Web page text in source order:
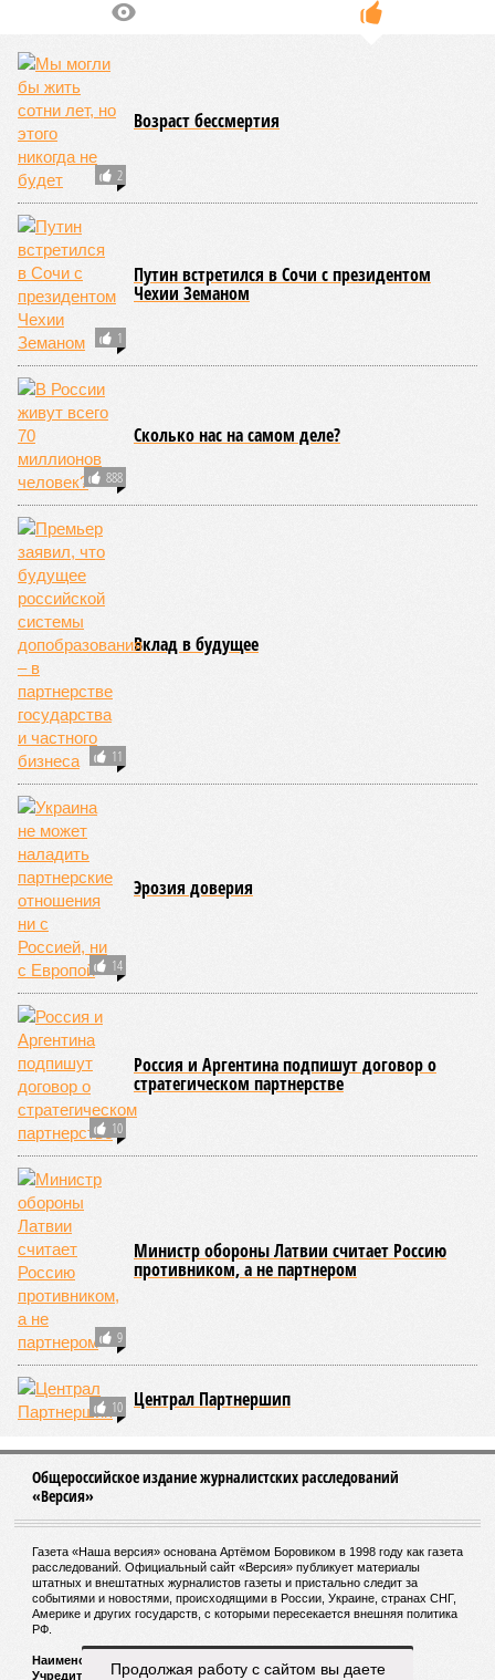
100 млн погибших во всём мире).
Когда земля – дыбом
Но это дела давно минувших дней. А что нам ждать в
дальнейшем? Авторы энциклопедии A-Z Animals,
основываясь на современных научных исследованиях и
глобальных тенденциях, составили свой список
потенциально самых смертоносных стихийных бедствий,
угрожающих человечеству непосредственно сейчас, в XXI
веке.
«Золото» получили землетрясения. К наиболее
сейсмоопасным регионам относится Тихоокеанское
вулканическое огненное кольцо, включающее Индонезию,
Японию и западное побережье Северной и Южной Америки.
Турция, Иран, Индия и Непал также расположены на очень
активных линиях разломов тектонических плит. Не
исключение и центральная часть США – причина в Нью-
Мадридском разломе в штате Миссури. Землетрясения
средней силы – явление, в общем-то, обычное и вполне
сносное, но периодически, раз в несколько столетий,
трясёт так, что мало не покажется никому. К примеру, в
самом конце 2004 года бахнуло близ побережья
индонезийского острова Суматра, а следом пошли
огромные, превышающие высоту 15 метров, волны. Итог –
250 тыс. погибших.
На втором месте в рейтинге A-Z Animals как раз цунами. В
этом плане к уязвимым регионам относятся: побережье
Индийского океана, тихо­океанские побережья Японии и
США, а также некоторые районы Карибского бассейна и
Средиземноморья. То есть в зоне риска уже не только
Поднебесная с Индией – не так ли?
«Бронзу» получают извержения супервулканов – «Наша
Версия» уже
окончательно проснётся знаменитый Йеллоустоун. Это
грозит не только уничтожением части Соединённых
Штатов, но и общепланетарной катастрофой вплоть до
возникновения «вулканической зимы». Флегрейские поля в
Италии, кстати, тоже не стоит сбрасывать со счетов. Равно
как и многие другие до поры спящие вулканические
районы.
Невидимый убийца
Упоминают эксперты и жару вкупе с засухой и
следующими отсюда лесными пожарами. Тут в группе
риска запад США, юг Европы, Австралия, Ближний Восток,
а также некоторые районы Бразилии и Африки к югу от
Сахары. Леса начинают гореть всё чаще и чаще,
достаточно посмотреть общемировую статистику; сотни
тысяч людей остаются без крова, десятки тысяч – гибнут.
Но проблема не только в этом. Проблема ещё и в том, что
огонь уничтожает лесную экосистему, сельское хозяйство
и кропотливо созданную человеком инфраструктуру.
Учитывая то, что пожары начинают становиться чуть ли не
ежегодной реальностью на фоне глобального потепления,
год за годом их будет всё больше, и здесь уже среди
прочего в большой опасности Европа. Небывалая жара,
зафиксированная в этом и прошлом годах в Италии и во
Франции, тому лучшее подтверждение.
извержения», о которых мало кто слышал. Речь идёт о
явлениях, когда большое количество углекислого газа
внезапно вырывается из глубин озёр, образуя невидимое
удушающее газовое облако, которое безжалостно убивает
людей и животных. Катастрофа на озере Ньос в Камеруне
в 1986 году остаётся одним из наиболее чудовищных
примеров: более 1700 человек и тысячи голов скота
погибли из-за внезапного выброса CO₂, накрывшего
близлежащие деревни.Продолжая работу с сайтом вы даете